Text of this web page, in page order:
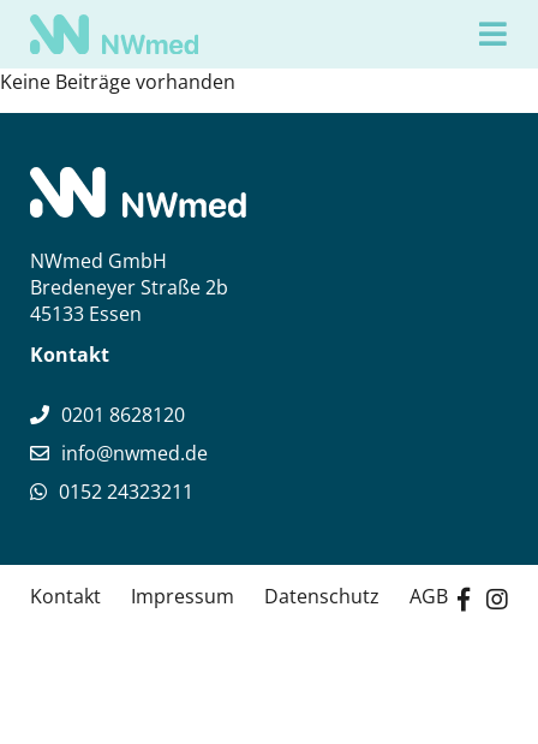
Keine Beiträge vorhanden
NWmed GmbH
Bredeneyer Straße 2b
45133 Essen
Kontakt
0201 8628120
info@nwmed.de
0152 24323211
Kontakt Impressum Datenschutz AGB